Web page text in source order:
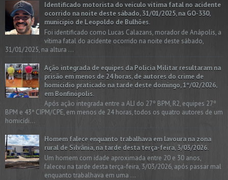
Identificado motorista do veículo vítima fatal no acidente
ocorrido na noite deste sábado, 31/01/2025, na GO-330,
município de Leopoldo de Bulhões.
Foi identificado como Lucas Calazans, morador de Anápolis, a
vítima fatal do acidente ocorrido na noite deste sábado,
31/01/2025, na altura ...
Ação integrada de equipes da Policia Militar resultaram na
prisão em menos de 24 horas, de autores do crime de
homicídio praticado na tarde deste domingo, 1º/02/2026,
em Bonfinópolis.
Após ação integrada entre a ALI do 27º BPM, R2, equipes 27º
BPM e 43ª CIPM/CPE, em menos de 24 horas, todos os quatro autores de um
homicídi...
Homem falece enquanto trabalhava em lavoura na zona
rural de Silvânia, na tarde desta terça-feira, 3/03/2026.
Um homem com idade aproximada entre 20 e 30 anos,
faleceu na tarde desta terça-feira, 3/03/2026, após passar mal
enquanto trabalhava em uma ...